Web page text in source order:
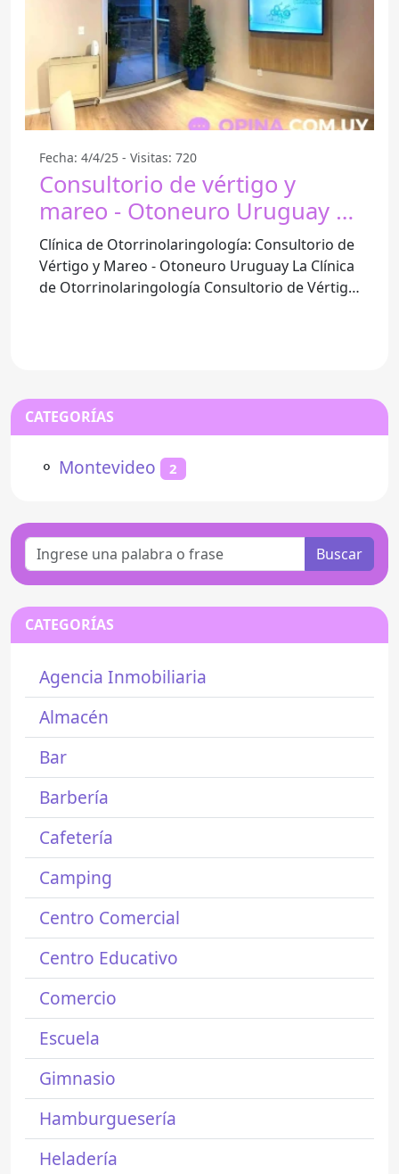
Fecha: 4/4/25 - Visitas: 720
Consultorio de vértigo y
mareo - Otoneuro Uruguay -
Montevideo
Clínica de Otorrinolaringología: Consultorio de
Vértigo y Mareo - Otoneuro Uruguay La Clínica
de Otorrinolaringología Consultorio de Vértigo
CATEGORÍAS
⚬ Montevideo 2
Buscar
CATEGORÍAS
Agencia Inmobiliaria
Almacén
Bar
Barbería
Cafetería
Camping
Centro Comercial
Centro Educativo
Comercio
Escuela
Gimnasio
Hamburguesería
Heladería